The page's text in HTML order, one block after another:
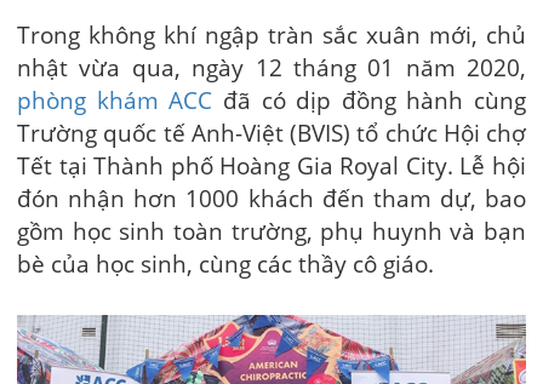
Trong không khí ngập tràn sắc xuân mới, chủ
nhật vừa qua, ngày 12 tháng 01 năm 2020,
phòng khám ACC đã có dịp đồng hành cùng
Trường quốc tế Anh-Việt (BVIS) tổ chức Hội chợ
Tết tại Thành phố Hoàng Gia Royal City. Lễ hội
đón nhận hơn 1000 khách đến tham dự, bao
gồm học sinh toàn trường, phụ huynh và bạn
bè của học sinh, cùng các thầy cô giáo.